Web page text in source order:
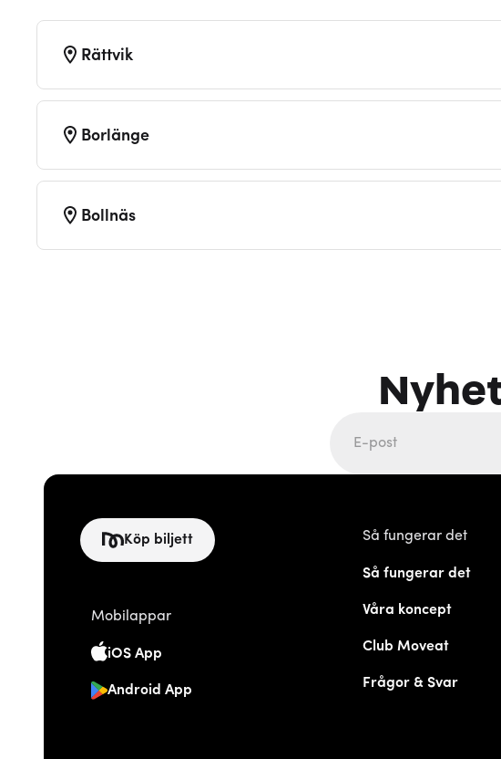
Rättvik
Borlänge
Bollnäs
Köp biljett
Mobilappar
iOS App
Android App
Så fungerar det
Så fungerar det
Våra koncept
Club Moveat
Frågor & Svar